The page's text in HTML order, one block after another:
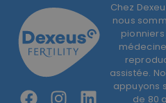
Chez
nous
assistée.
appuyons
de 80